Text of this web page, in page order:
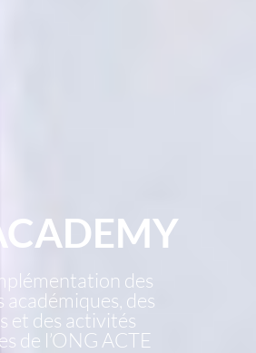
des
des
et des activités
de l’ONG ACTE